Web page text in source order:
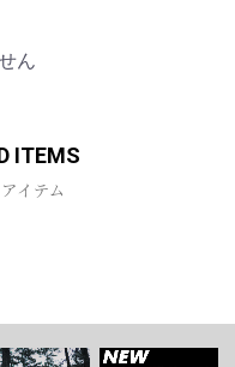
ん
ITEMS
イテム